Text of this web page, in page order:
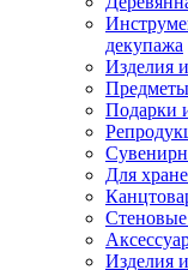
декупажа
Изделия
Подарки
Для
Изделия